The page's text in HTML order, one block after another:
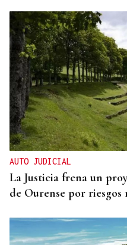
CONATO EXTINGUIDO
Vídeo | Se desata un
cantera de Untes
AUTO JUDICIAL
La Justicia frena un
de Ourense por